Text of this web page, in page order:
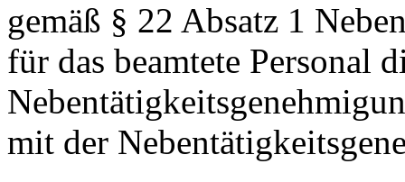
gemäß § 22 Absatz 1
für das beamtete Personal
mit der